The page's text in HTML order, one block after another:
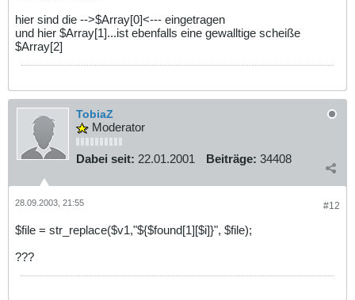
hier sind die -->$Array[0]<--- eingetragen
und hier $Array[1]...ist ebenfalls eine gewalltige scheiße
$Array[2]
TobiaZ
Moderator
Dabei seit: 22.01.2001 Beiträge: 34408
#12
28.09.2003, 21:55
$file = str_replace($v1,"${$found[1][$i]}", $file);
???